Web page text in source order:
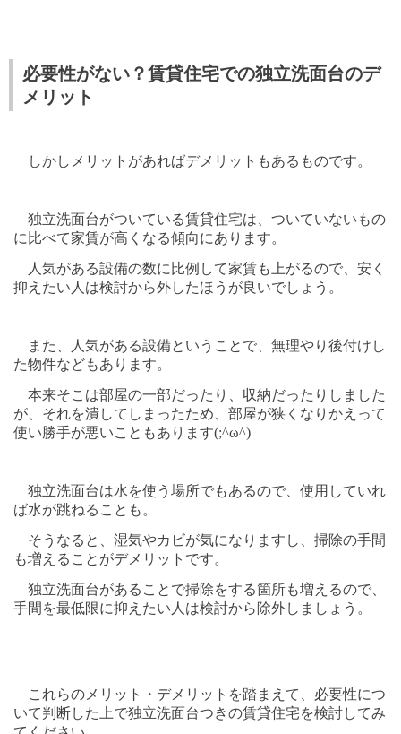
必要性がない？賃貸住宅での独立洗面台のデ
メリット
しかしメリットがあればデメリットもあるものです。
独立洗面台がついている賃貸住宅は、ついていないもの
に比べて家賃が高くなる傾向にあります。
人気がある設備の数に比例して家賃も上がるので、安く
抑えたい人は検討から外したほうが良いでしょう。
また、人気がある設備ということで、無理やり後付けし
た物件などもあります。
本来そこは部屋の一部だったり、収納だったりしました
が、それを潰してしまったため、部屋が狭くなりかえって
使い勝手が悪いこともあります(;^ω^)
独立洗面台は水を使う場所でもあるので、使用していれ
ば水が跳ねることも。
そうなると、湿気やカビが気になりますし、掃除の手間
も増えることがデメリットです。
独立洗面台があることで掃除をする箇所も増えるので、
手間を最低限に抑えたい人は検討から除外しましょう。
これらのメリット・デメリットを踏まえて、必要性につ
いて判断した上で独立洗面台つきの賃貸住宅を検討してみ